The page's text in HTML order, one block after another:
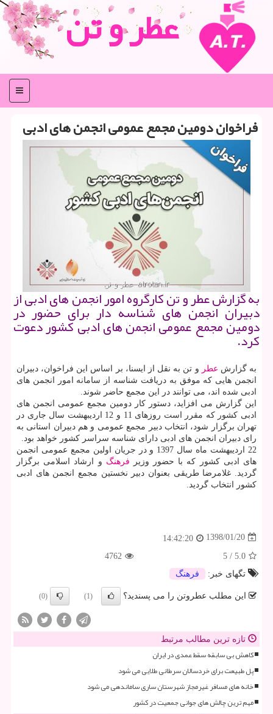
عطر و تن
منو
فراخوان دومین مجمع عمومی انجمن های ادبی
به گزارش عطر و تن كارگروه امور انجمن های ادبی از
دبیران انجمن های شناسه دار برای حضور در
دومین مجمع عمومی انجمن های ادبی كشور دعوت
كرد.
به گزارش عطر و تن به نقل از ایسنا، بر اساس این فراخوان، دبیران
انجمن هایی كه موفق به دریافت شناسه از سامانه امور انجمن های
ادبی شده اند، می توانند در این مجمع حاضر شوند.
این گزارش می افزاید، دستور كار دومین مجمع عمومی انجمن های
ادبی كشور كه مقرر است روزهای 11 و 12 اردیبهشت سال جاری در
تهران برگزار شود، انتخاب دبیر مجمع عمومی و هم دبیران استانی به
رای دبیران انجمن های ادبی دارای شناسه سراسر كشور خواهد بود.
22 اردیبهشت ماه سال 1397 و در جریان اولین مجمع عمومی انجمن
های ادبی كشور كه با حضور وزیر فرهنگ و ارشاد اسلامی برگزار
گردید. غلامرضا طریقی بعنوان دبیر نخستین مجمع انجمن های ادبی
كشور انتخاب گردید.
1398/01/20
14:42:20
5.0
/
5
4762
تگهای خبر:
فرهنگ
این مطلب عطروتن را می پسندید؟ (1)
(0)
تازه ترین مطالب مرتبط
کاهش بی سابقه سقط عمدی در ایران
پل طبیعت برای خردسالان سرطانی طلایی می شود
خانه های مسافر غیرمجاز شهرستان ساری ساماندهی می شود
مهم ترین چالش های جوانی جمعیت در کشور